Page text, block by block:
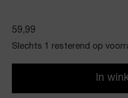
59,99
Slechts 1 resterend op
In